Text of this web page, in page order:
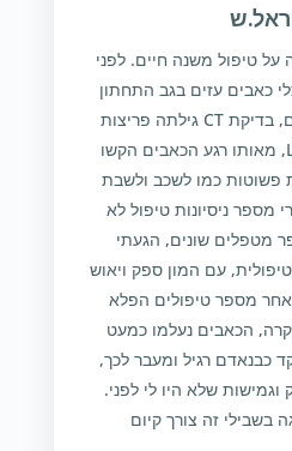
על טיפול משנה חיים. לפני
כאבים עזים בגב התחתון
שהקרינו לשני הרגליים, בדיקת CT גילתה פריצות
דיסק בחוליות L4 ו L5, מאותו רגע הכאבים הקשו
פשוטות כמו לשכב ולשבת
מספר ניסיונות טיפול לא
מטפלים שונים, הגעתי
עם המון ספק ויאוש
מספר טיפולים הפלא
הכאבים נעלמו כמעט
כבנאדם רגיל ומעבר לכך,
וגמישות שלא היו לי לפני.
בשבילי זה צורך קיום